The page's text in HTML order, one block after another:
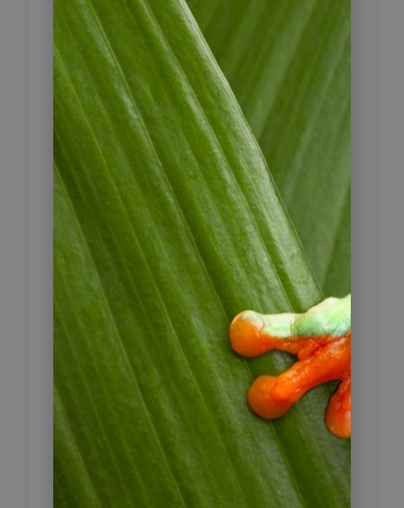
Heute verlassen Sie die Region um
Manizales und fahren auf einer
schmalen Nebenstraße weiter nach
Salamina. Die Strecke gilt als
reizvolle Panoramafahrt durch die
hügelige Landschaft der Kaffeezone,
abseits der großen Verkehrsachsen.
Salamina zählt zu den schönsten
kolonialen Orten der Region und
wurde als nationales Kulturerbe
ausgezeichnet. Charakteristisch sind
die Häuser im traditionellen
Antioquia-Stil, kunstvoll geschnitzte
Holzbalkone und der zentrale
Hauptplatz. Der Ort wirkt authentisch
und wenig touristisch – ein guter
Einblick in das regionale Leben.
Fahrzeit: 80 km / 2 Stunden